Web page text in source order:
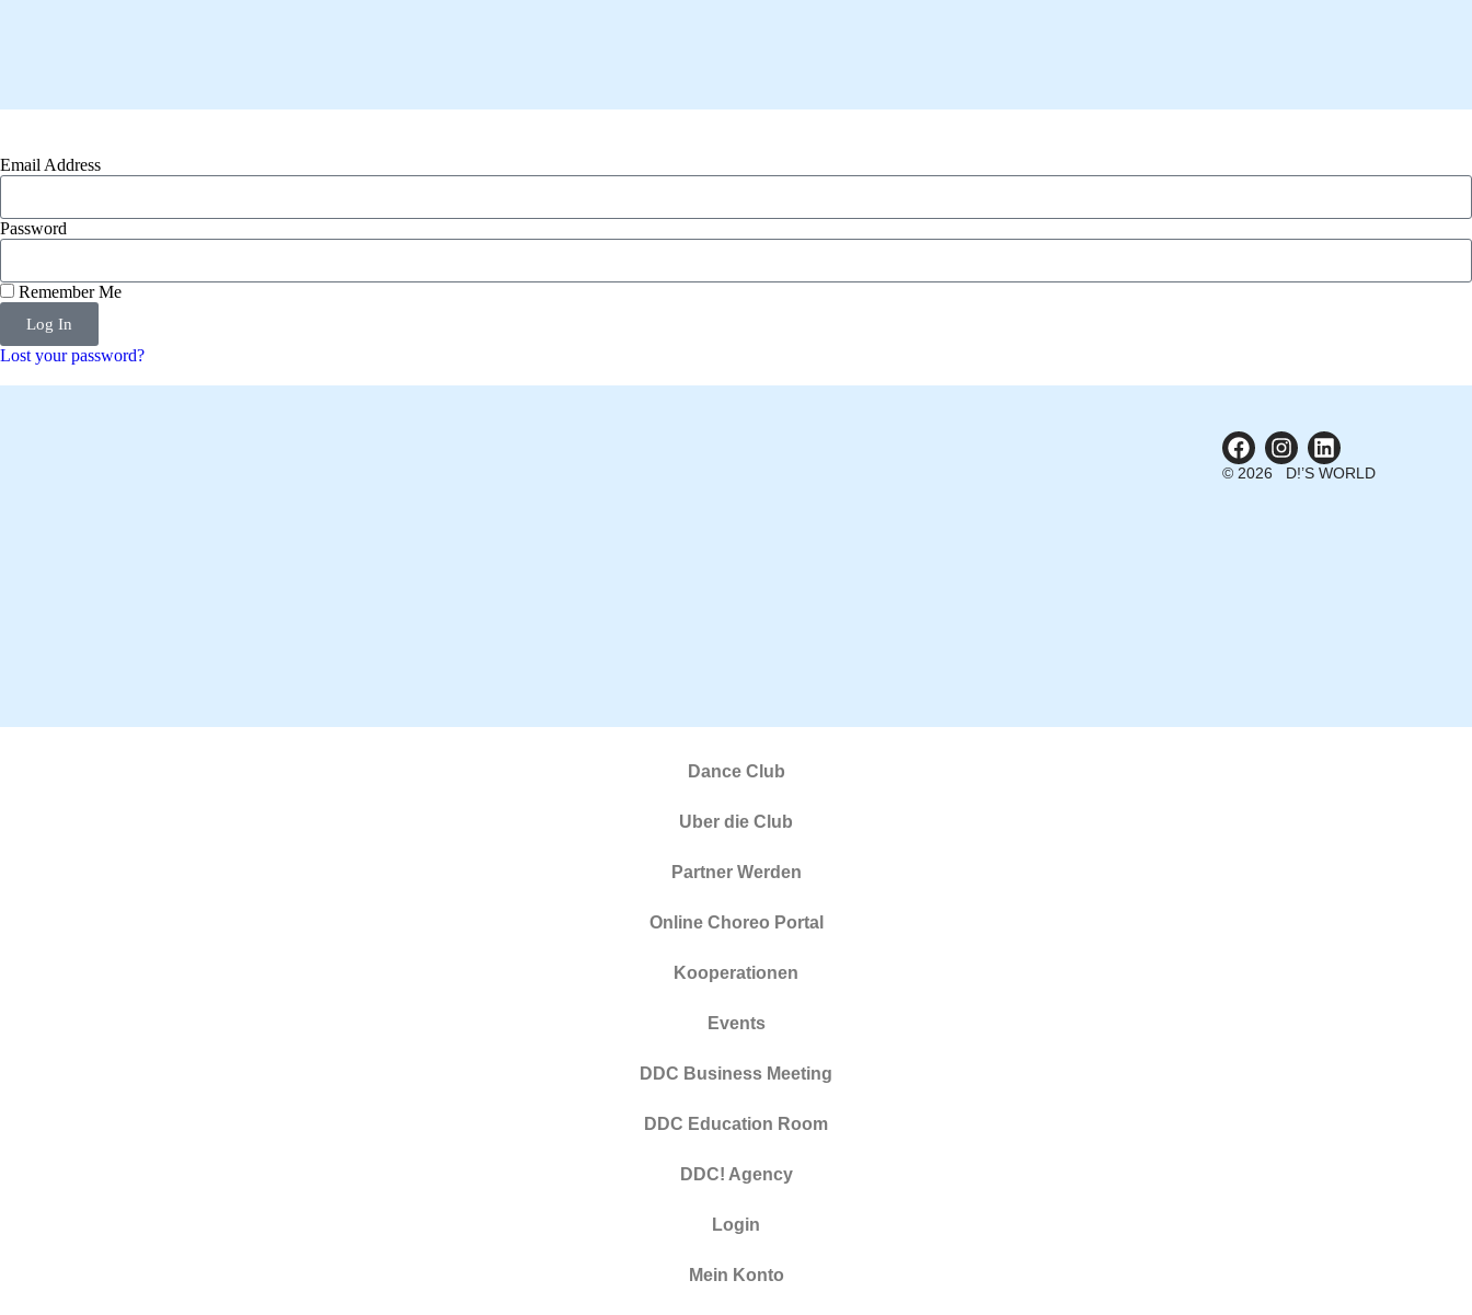
Email Address
Password
Remember Me
Log In
Lost your password?
© 2026 D!’S WORLD
Dance Club
Uber die Club
Partner Werden
Online Choreo Portal
Kooperationen
Events
DDC Business Meeting
DDC Education Room
DDC! Agency
Login
Mein Konto